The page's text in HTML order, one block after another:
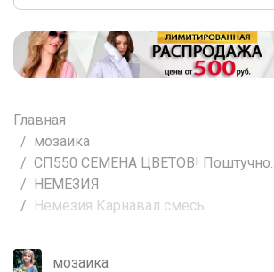
Главная
мозаика
СП550 СЕМЕНА ЦВЕТОВ! Поштучно....
НЕМЕЗИЯ
Немезия Карнавал смесь
мозаика